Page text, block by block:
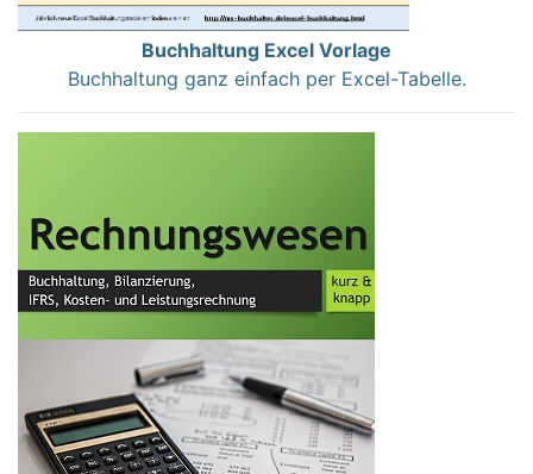
Buchhaltung Excel Vorlage
Buchhaltung ganz einfach per Excel-Tabelle.